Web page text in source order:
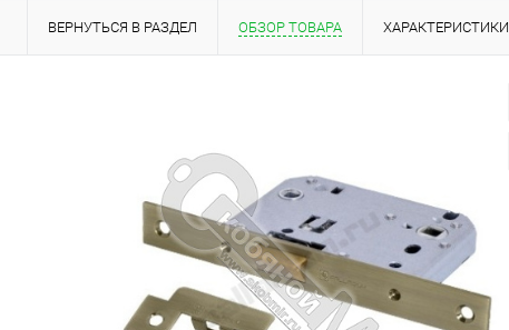
ВЕРНУТЬСЯ В РАЗДЕЛ ОБЗОР ТОВАРА ХАРАКТЕРИСТИКИ